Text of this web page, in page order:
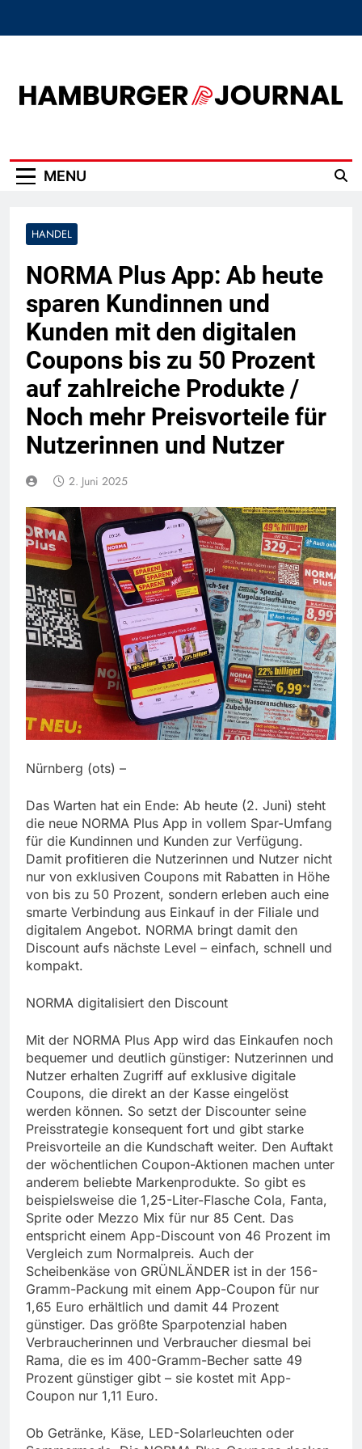
MENU
HANDEL
NORMA Plus App: Ab heute
sparen Kundinnen und
Kunden mit den digitalen
Coupons bis zu 50 Prozent
auf zahlreiche Produkte /
Noch mehr Preisvorteile für
Nutzerinnen und Nutzer
2. Juni 2025
Nürnberg (ots) –
Das Warten hat ein Ende: Ab heute (2. Juni) steht
die neue NORMA Plus App in vollem Spar-Umfang
für die Kundinnen und Kunden zur Verfügung.
Damit profitieren die Nutzerinnen und Nutzer nicht
nur von exklusiven Coupons mit Rabatten in Höhe
von bis zu 50 Prozent, sondern erleben auch eine
smarte Verbindung aus Einkauf in der Filiale und
digitalem Angebot. NORMA bringt damit den
Discount aufs nächste Level – einfach, schnell und
kompakt.
NORMA digitalisiert den Discount
Mit der NORMA Plus App wird das Einkaufen noch
bequemer und deutlich günstiger: Nutzerinnen und
Nutzer erhalten Zugriff auf exklusive digitale
Coupons, die direkt an der Kasse eingelöst
werden können. So setzt der Discounter seine
Preisstrategie konsequent fort und gibt starke
Preisvorteile an die Kundschaft weiter. Den Auftakt
der wöchentlichen Coupon-Aktionen machen unter
anderem beliebte Markenprodukte. So gibt es
beispielsweise die 1,25-Liter-Flasche Cola, Fanta,
Sprite oder Mezzo Mix für nur 85 Cent. Das
entspricht einem App-Discount von 46 Prozent im
Vergleich zum Normalpreis. Auch der
Scheibenkäse von GRÜNLÄNDER ist in der 156-
Gramm-Packung mit einem App-Coupon für nur
1,65 Euro erhältlich und damit 44 Prozent
günstiger. Das größte Sparpotenzial haben
Verbraucherinnen und Verbraucher diesmal bei
Rama, die es im 400-Gramm-Becher satte 49
Prozent günstiger gibt – sie kostet mit App-
Coupon nur 1,11 Euro.
Ob Getränke, Käse, LED-Solarleuchten oder